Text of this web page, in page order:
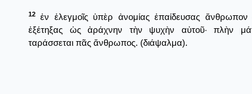
12
ἐν ἐλεγμοῖς ὑπὲρ ἀνομίας ἐπαίδευσας ἄνθρωπον
ἐξέτηξας ὡς ἀράχνην τὴν ψυχὴν αὐτοῦ· πλὴν
ταράσσεται πᾶς ἄνθρωπος. (διάψαλμα).